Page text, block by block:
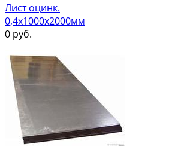
Лист оцинк.
0,4х1000х2000мм
0 руб.